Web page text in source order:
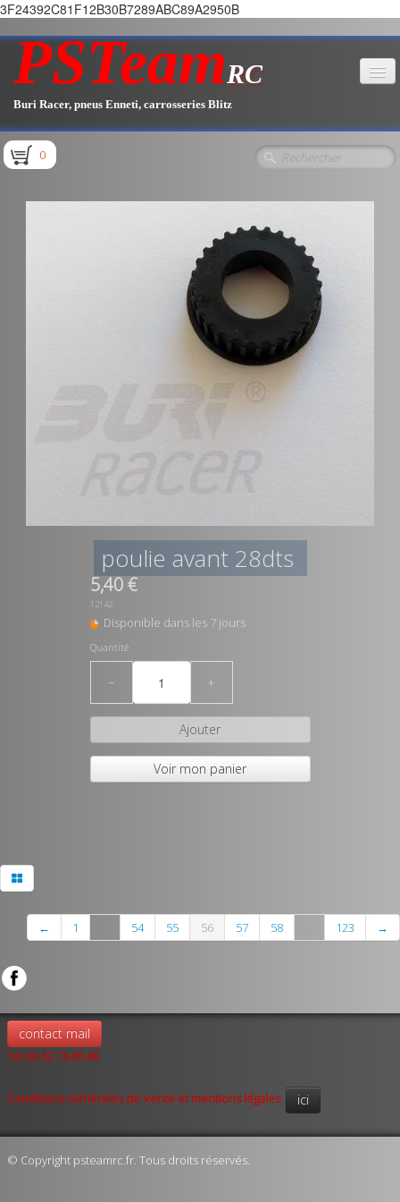
3F24392C81F12B30B7289ABC89A2950B
PSTeamRC
Buri Racer, pneus Enneti, carrosseries Blitz
Accueil
0
poulie avant 28dts
5,40 €
12142
Disponible dans les 7 jours
Quantité
− +
Ajouter
Voir mon panier
← 1 54 55 56 57 58 123 →
contact mail
Tel 06.52.76.85.86
Conditions Générales de Vente et mentions légales ici
© Copyright psteamrc.fr. Tous droits réservés.